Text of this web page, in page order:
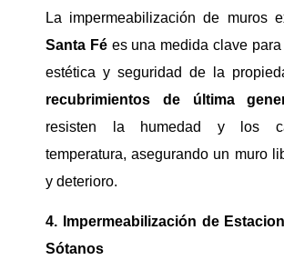
La impermeabilización de muros
Santa Fées una medida clave para
estética y seguridad de la
recubrimientos de última
resisten la humedad y los
temperatura, asegurando un muro
y deterioro.
4. Impermeabilización de
Sótanos